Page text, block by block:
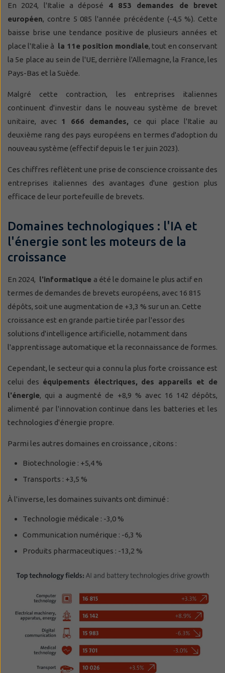
En 2024, l'Italie a déposé 4 853 demandes de brevet
européen, contre 5 085 l'année précédente (-4,5 %). Cette
baisse brise une tendance positive de plusieurs années et
place l'Italie à la 11e position mondiale, tout en conservant
la 5e place au sein de l'UE, derrière l'Allemagne, la France, les
Pays-Bas et la Suède.
Malgré cette contraction, les entreprises italiennes
continuent d'investir dans le nouveau système de brevet
unitaire, avec 1 666 demandes, ce qui place l'Italie au
deuxième rang des pays européens en termes d'adoption du
nouveau système (effectif depuis le 1er juin 2023).
Ces chiffres reflètent une prise de conscience croissante des
entreprises italiennes des avantages d'une gestion plus
efficace de leur portefeuille de brevets.
Domaines technologiques : l'IA et
l'énergie sont les moteurs de la
croissance
En 2024, l'informatique a été le domaine le plus actif en
termes de demandes de brevets européens, avec 16 815
dépôts, soit une augmentation de +3,3 % sur un an. Cette
croissance est en grande partie tirée par l'essor des
solutions d'intelligence artificielle, notamment dans
l'apprentissage automatique et la reconnaissance de formes.
Cependant, le secteur qui a connu la plus forte croissance est
celui des équipements électriques, des appareils et de
l'énergie, qui a augmenté de +8,9 % avec 16 142 dépôts,
alimenté par l'innovation continue dans les batteries et les
technologies d'énergie propre.
Parmi les autres domaines en croissance , citons :
Biotechnologie : +5,4 %
Transports : +3,5 %
À l'inverse, les domaines suivants ont diminué :
Technologie médicale : -3,0 %
Communication numérique : -6,3 %
Produits pharmaceutiques : -13,2 %